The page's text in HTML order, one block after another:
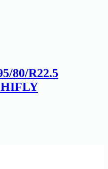
80/R22.5
HIFLY